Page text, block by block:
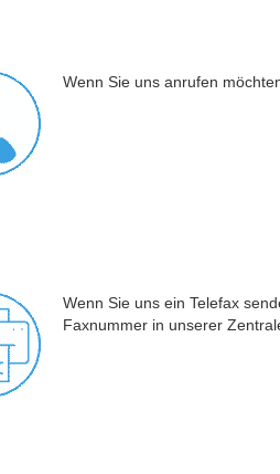
Wenn Sie uns anrufen
Wenn Sie uns ein Telefax
Faxnummer in unserer